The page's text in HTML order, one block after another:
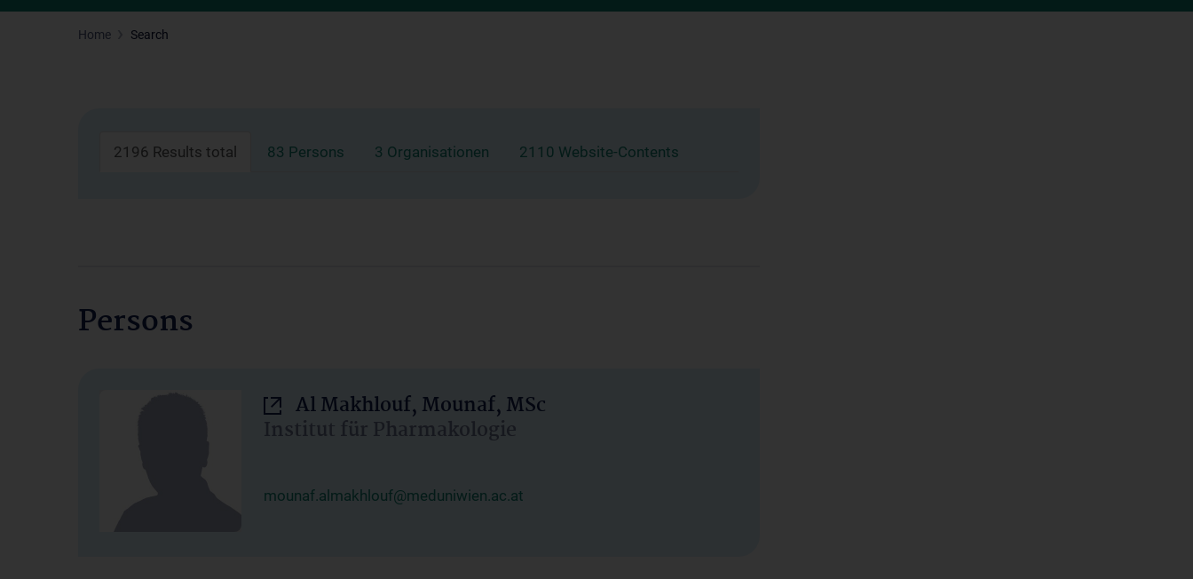
Home Search
2196 Results total 83 Persons 3 Organisationen 2110 Website-Contents
Persons
Al Makhlouf, Mounaf, MSc
Institut für Pharmakologie
mounaf.almakhlouf@meduniwien.ac.at